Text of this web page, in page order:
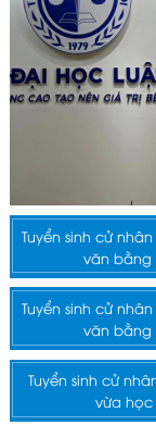
Tuyển sinh cử
văn bằng
Tuyển sinh cử
văn bằng
Tuyển sinh cử
vừa học